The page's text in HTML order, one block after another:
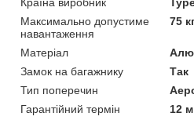
Максимально допустиме
навантаження
75
Матеріал
Замок на багажнику
Так
Тип поперечин
Гарантійний термін
12